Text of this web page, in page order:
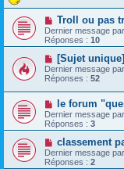
Troll ou pas
Dernier message par
Réponses : 10
[Sujet
Dernier message par
Réponses : 52
le forum
Dernier message par
Réponses : 3
classement
Dernier message par
Réponses : 2